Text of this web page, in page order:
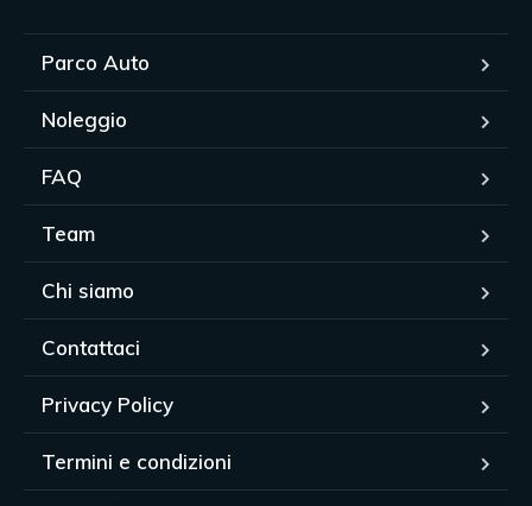
Parco Auto
Noleggio
FAQ
Team
Chi siamo
Contattaci
Privacy Policy
Termini e condizioni